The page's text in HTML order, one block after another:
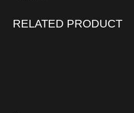
RELATED PRODUCT